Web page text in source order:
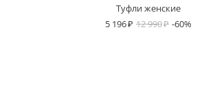
Туфли женские
5 196
12 990 -60%